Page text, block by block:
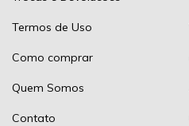
Termos de Uso
Como comprar
Quem Somos
Contato